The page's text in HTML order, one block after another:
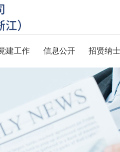
建工作 信息公开 招贤纳士